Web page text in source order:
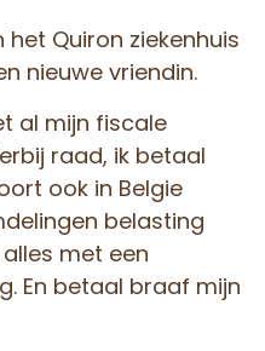
Quiron ziekenhuis
nieuwe vriendin.
al mijn fiscale
raad, ik betaal
ook in Belgie
belasting
met een
En betaal braaf mijn